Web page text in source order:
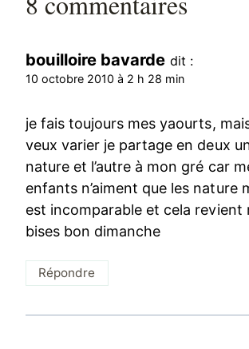
bouilloire bavarde dit :
10 octobre 2010 à 2 h 28 min
je fais toujours mes yaourts,
veux varier je partage en deux
nature et l’autre à mon gré car
enfants n’aiment que les nature
est incomparable et cela revient
bises bon dimanche
Répondre